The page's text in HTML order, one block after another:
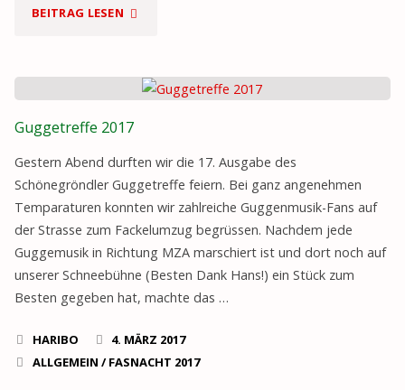
BEITRAG LESEN "FASNACHTSUMZUG
Guggetreffe 2017
Gestern Abend durften wir die 17. Ausgabe des
Schönegröndler Guggetreffe feiern. Bei ganz angenehmen
Temparaturen konnten wir zahlreiche Guggenmusik-Fans auf
der Strasse zum Fackelumzug begrüssen. Nachdem jede
Guggemusik in Richtung MZA marschiert ist und dort noch auf
unserer Schneebühne (Besten Dank Hans!) ein Stück zum
Besten gegeben hat, machte das …
HARIBO
4. MÄRZ 2017
ALLGEMEIN /FASNACHT 2017